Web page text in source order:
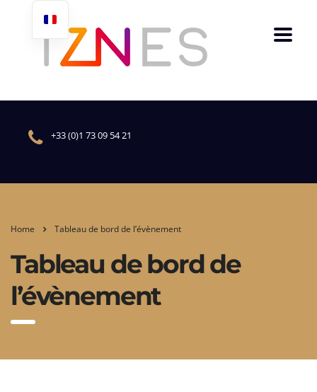
+33 (0)1 73 09 54 21
Home Tableau de bord de l’évènement
Tableau de bord de
l’évènement